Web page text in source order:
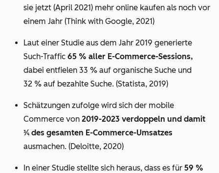
sie jetzt (April 2021) mehr online kaufen als noch vor
einem Jahr (Think with Google, 2021)
Laut einer Studie aus dem Jahr 2019 generierte
Such-Traffic 65 % aller E-Commerce-Sessions,
dabei entfielen 33 % auf organische Suche und
32 % auf bezahlte Suche. (Statista, 2019)
Schätzungen zufolge wird sich der mobile
Commerce von 2019-2023 verdoppeln und damit
3⁄4 des gesamten E-Commerce-Umsatzes
ausmachen. (Deloitte, 2020)
In einer Studie stellte sich heraus, dass es für 59 %